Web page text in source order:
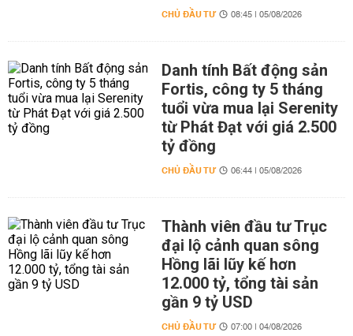
CHỦ ĐẦU TƯ 08:45 | 05/08/2026
Danh tính Bất động sản
Fortis, công ty 5 tháng
tuổi vừa mua lại Serenity
từ Phát Đạt với giá 2.500
tỷ đồng
CHỦ ĐẦU TƯ 06:44 | 05/08/2026
Thành viên đầu tư Trục
đại lộ cảnh quan sông
Hồng lãi lũy kế hơn
12.000 tỷ, tổng tài sản
gần 9 tỷ USD
CHỦ ĐẦU TƯ 07:00 | 04/08/2026